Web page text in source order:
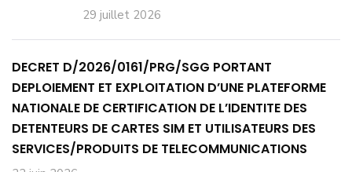
29 juillet 2026
DECRET D/2026/0161/PRG/SGG PORTANT
DEPLOIEMENT ET EXPLOITATION D’UNE PLATEFORME
NATIONALE DE CERTIFICATION DE L’IDENTITE DES
DETENTEURS DE CARTES SIM ET UTILISATEURS DES
SERVICES/PRODUITS DE TELECOMMUNICATIONS